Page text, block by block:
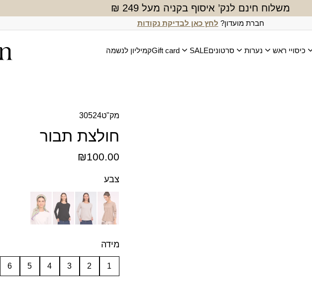
משלוח חינם לנק’ איסוף בקניה מעל 249 ₪
חברת מועדון? לחץ כאן לבדיקת נקודות
כיסויי ראש נערות סרטוניםSALE
Gift cardקמיליון לנשמה
מק"ט30524
חולצת תבור
₪100.00
צבע
מידה
1
2
3
4
5
6